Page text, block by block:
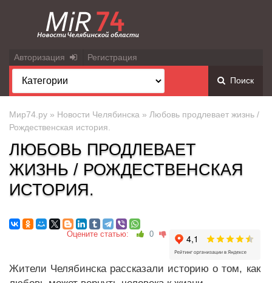
Авторизация Регистрация
Поиск
Мир74.ру » Новости Челябинска » Любовь продлевает жизнь /
Рождественская история.
ЛЮБОВЬ ПРОДЛЕВАЕТ
ЖИЗНЬ / РОЖДЕСТВЕНСКАЯ
ИСТОРИЯ.
Оцените статью: 0
Жители Челябинска рассказали историю о том, как